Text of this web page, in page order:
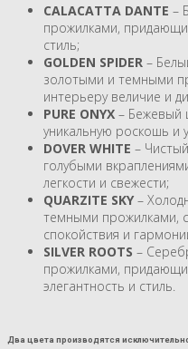
CALACATTA DANTE –
прожилками,
стиль;
GOLDEN SPIDER –
золотыми и темными
интерьеру величие и
PURE ONYX – Бежевый
уникальную роскошь и
DOVER WHITE –
голубыми
легкости и свежести;
QUARZITE SKY–
темными прожилками,
спокойствия и
SILVER ROOTS –
прожилками,
элегантность и стиль.
Два цвета производятся